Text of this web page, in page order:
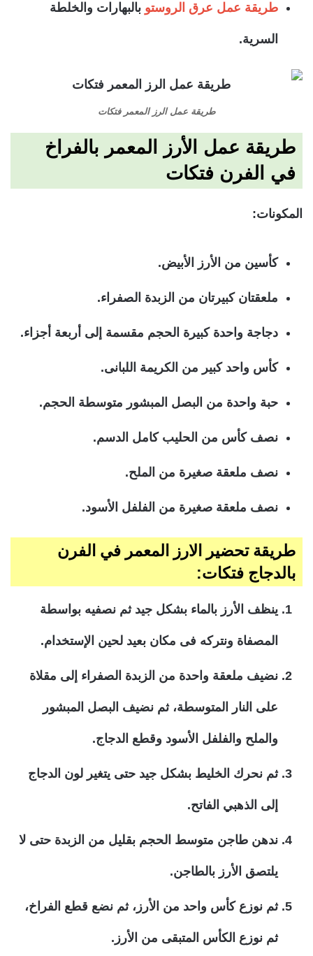
طريقة عمل عرق الروستو بالبهارات والخلطة
السرية.
طريقة عمل الرز المعمر فتكات
طريقة عمل الأرز المعمر بالفراخ
في الفرن فتكات
المكونات:
كأسين من الأرز الأبيض.
ملعقتان كبيرتان من الزبدة الصفراء.
دجاجة واحدة كبيرة الحجم مقسمة إلى أربعة أجزاء.
كأس واحد كبير من الكريمة اللبانى.
حبة واحدة من البصل المبشور متوسطة الحجم.
نصف كأس من الحليب كامل الدسم.
نصف ملعقة صغيرة من الملح.
نصف ملعقة صغيرة من الفلفل الأسود.
طريقة تحضير الارز المعمر في الفرن
بالدجاج فتكات:
ينظف الأرز بالماء بشكل جيد ثم نصفيه بواسطة
المصفاة ونتركه فى مكان بعيد لحين الإستخدام.
نضيف ملعقة واحدة من الزبدة الصفراء إلى مقلاة
على النار المتوسطة، ثم نضيف البصل المبشور
والملح والفلفل الأسود وقطع الدجاج.
ثم نحرك الخليط بشكل جيد حتى يتغير لون الدجاج
إلى الذهبي الفاتح.
ندهن طاجن متوسط الحجم بقليل من الزبدة حتى لا
يلتصق الأرز بالطاجن.
ثم نوزع كأس واحد من الأرز، ثم نضع قطع الفراخ،
ثم نوزع الكأس المتبقى من الأرز.